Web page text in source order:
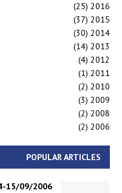
2016
(25)
2015
(37)
2014
(30)
2013
(14)
2012
(4)
2011
(1)
2010
(2)
2009
(3)
2008
(2)
2006
(2)
POPULAR ARTICLES
15/09/2006